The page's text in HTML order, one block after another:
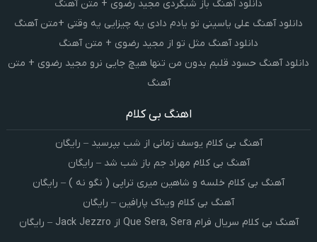
دانلود آهنگ باز شبگردی مجید رضوی + متن آهنگ
دانلود آهنگ علی یاسینی تو یادم دادی یه چیزایی یه وقتی +متن آهنگ
دانلود آهنگ مثل تو از مجید رضوی + متن آهنگ
دانلود آهنگ حسود قلبم بدون من تنها هیچ جایی نرو مجید رضوی + متن
آهنگ
اهنگ بی کلام
آهنگ بی کلام یوسف زمانی از شب بپرسید – رایگان
آهنگ بی کلام مهراد جم باز شب شد – رایگان
آهنگ بی کلام خلسه و شاهین میری تراپی ( نگو نه ) – رایگان
آهنگ بی کلام ویناک پارافین – رایگان
آهنگ بی کلام سریال فرام Que Sera, Sera از Jack Jezzro – رایگان